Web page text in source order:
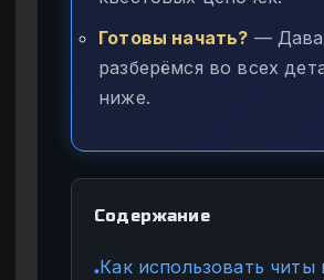
Готовы начать? —
разберёмся во всех
ниже.
Содержание
●Как использовать читы